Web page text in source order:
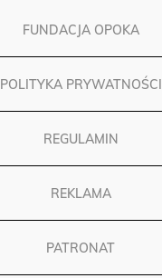
FUNDACJA OPOKA
POLITYKA PRYWATNOŚCI
REGULAMIN
REKLAMA
PATRONAT